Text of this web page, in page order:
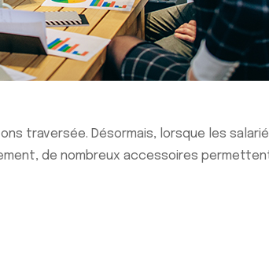
traversée. Désormais, lorsque les
de nombreux accessoires